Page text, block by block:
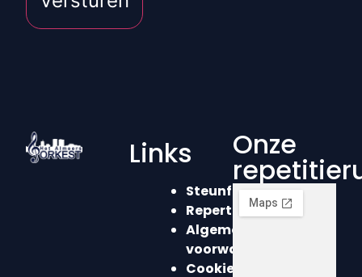
Links
Steunformulier
Repertoire
Algemene
voorwaarden
Cookieverklaring
Onze